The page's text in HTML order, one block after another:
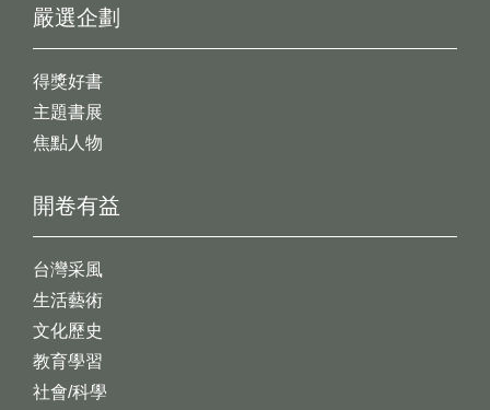
開卷有益
台灣采風
生活藝術
文化歷史
教育學習
社會/科學
嚴選企劃
得獎好書
主題書展
焦點人物